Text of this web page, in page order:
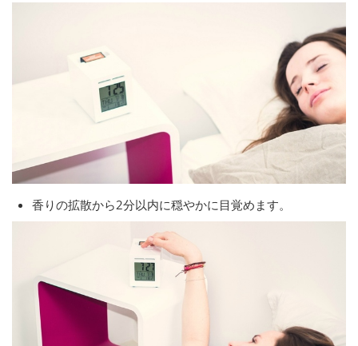
香りの拡散から2分以内に穏やかに目覚めます。